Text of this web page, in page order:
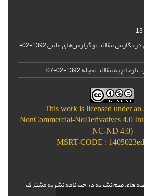
در نگارش مقالات و گزارش‌‌های علمی
1392-02-
ارجاع به مقالات مجله1392-02-07
This work is licensed under an
NonCommercial-NoDerivatives 4.0
NC-ND 4.0)
MSRT-CODE :
های مهم نشریه در خبرنامه نشریه مشترک